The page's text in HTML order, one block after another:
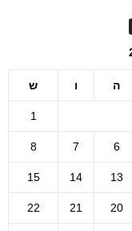
ה ו ש
1
6
7
8
13
14
15
20
21
22